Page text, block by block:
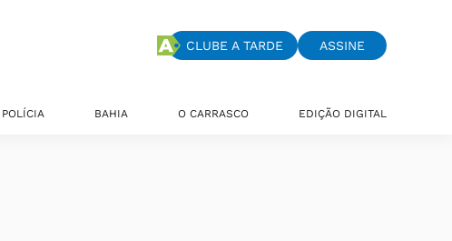
CLUBE A TARDE ASSINE
POLÍCIA BAHIA O CARRASCO EDIÇÃO DIGITAL